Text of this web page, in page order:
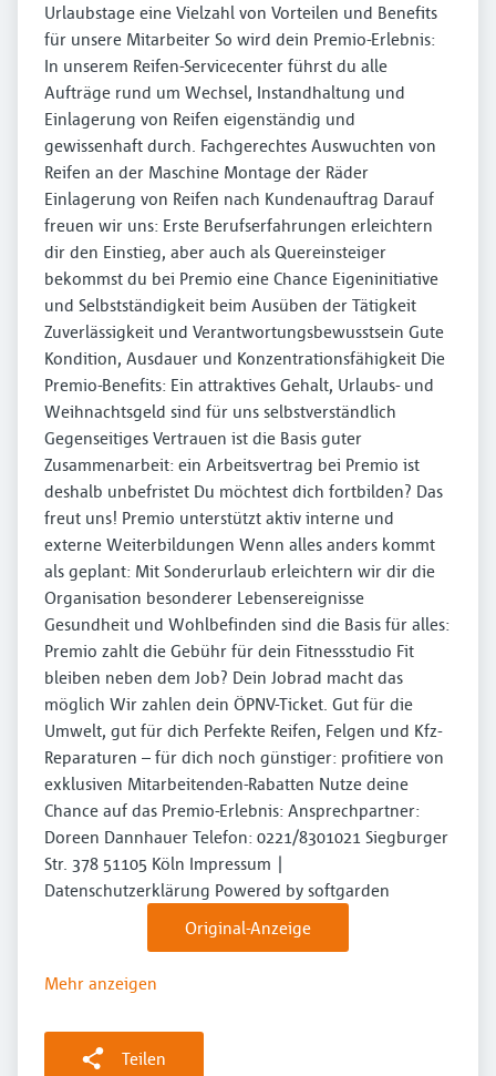
Urlaubstage eine Vielzahl von Vorteilen und Benefits
für unsere Mitarbeiter So wird dein Premio-Erlebnis:
In unserem Reifen-Servicecenter führst du alle
Aufträge rund um Wechsel, Instandhaltung und
Einlagerung von Reifen eigenständig und
gewissenhaft durch. Fachgerechtes Auswuchten von
Reifen an der Maschine Montage der Räder
Einlagerung von Reifen nach Kundenauftrag Darauf
freuen wir uns: Erste Berufserfahrungen erleichtern
dir den Einstieg, aber auch als Quereinsteiger
bekommst du bei Premio eine Chance Eigeninitiative
und Selbstständigkeit beim Ausüben der Tätigkeit
Zuverlässigkeit und Verantwortungsbewusstsein Gute
Kondition, Ausdauer und Konzentrationsfähigkeit Die
Premio-Benefits: Ein attraktives Gehalt, Urlaubs- und
Weihnachtsgeld sind für uns selbstverständlich
Gegenseitiges Vertrauen ist die Basis guter
Zusammenarbeit: ein Arbeitsvertrag bei Premio ist
deshalb unbefristet Du möchtest dich fortbilden? Das
freut uns! Premio unterstützt aktiv interne und
externe Weiterbildungen Wenn alles anders kommt
als geplant: Mit Sonderurlaub erleichtern wir dir die
Organisation besonderer Lebensereignisse
Gesundheit und Wohlbefinden sind die Basis für alles:
Premio zahlt die Gebühr für dein Fitnessstudio Fit
bleiben neben dem Job? Dein Jobrad macht das
möglich Wir zahlen dein ÖPNV-Ticket. Gut für die
Umwelt, gut für dich Perfekte Reifen, Felgen und Kfz-
Reparaturen – für dich noch günstiger: profitiere von
exklusiven Mitarbeitenden-Rabatten Nutze deine
Chance auf das Premio-Erlebnis: Ansprechpartner:
Doreen Dannhauer Telefon: 0221/8301021 Siegburger
Str. 378 51105 Köln Impressum |
Datenschutzerklärung Powered by softgarden
Original-Anzeige
Mehr anzeigen
Teilen